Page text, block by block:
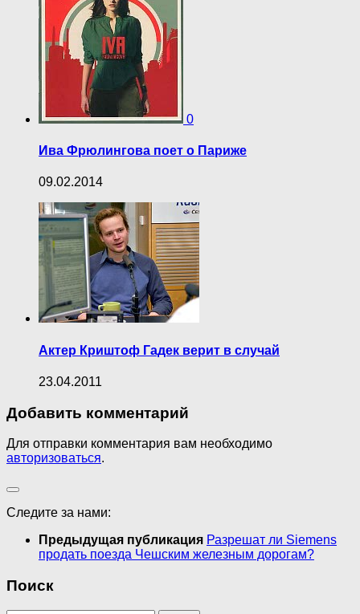
0
Ива Фрюлингова поет о Париже
09.02.2014
Актер Криштоф Гадек верит в случай
23.04.2011
Добавить комментарий
Для отправки комментария вам необходимо
авторизоваться.
Следите за нами:
Предыдущая публикация Разрешат ли Siemens
продать поезда Чешским железным дорогам?
Поиск